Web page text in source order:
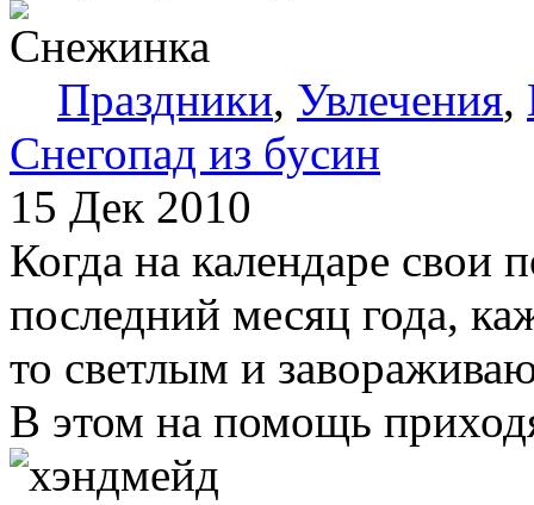
Праздники, Увлечения,
Снегопад из бусин
15 Дек 2010
Когда на календаре свои
последний месяц года,
то светлым и
В этом на помощь